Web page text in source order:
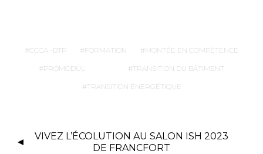
CCCA -BTP FORMATION MONTÉE EN COMPÉTENCE
PROMODUL TRANSITION DU BÂTIMENT
TRANSITION ÉNERGÉTIQUE
VIVEZ L’ÉCOLUTION AU SALON ISH 2023
DE FRANCFORT